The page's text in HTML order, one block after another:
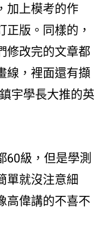
加上模考的作
版。同樣的，
修改完的文章都
線，裡面還有擷
宇學長大推的英
60級，但是學測
單就沒注意細
高偉講的不喜不